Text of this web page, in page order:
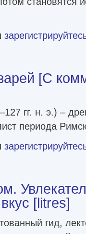
От бастионов крепости до
[С
гг. н. э.) –
периода
[С комментариями и
[litres]
гид,